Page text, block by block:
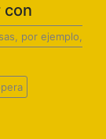
con
por ejemplo,